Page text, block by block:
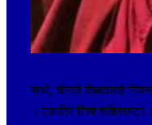
साथै, चीनले तिब्बतलाई
। एकातिर विश्व